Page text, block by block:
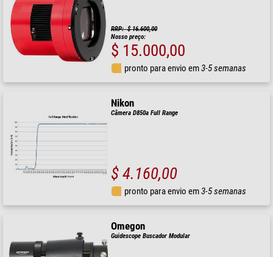
RRP: $ 16.600,00
Nosso preço:
$ 15.000,00
pronto para envio em3-5 semanas
Nikon
Câmera D850a Full Range
$ 4.160,00
pronto para envio em3-5 semanas
Omegon
Guidescope Buscador Modular